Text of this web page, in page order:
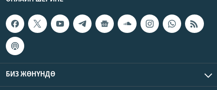
БИЗ ЖӨНҮНДӨ